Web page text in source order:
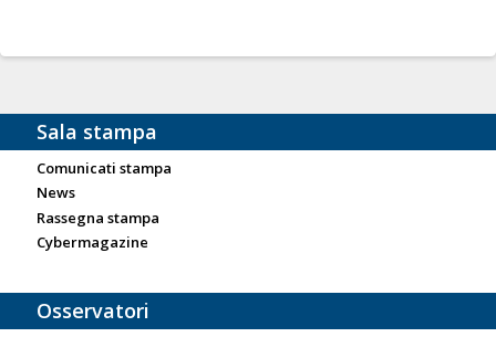
Sala stampa
Comunicati stampa
News
Rassegna stampa
Cybermagazine
Osservatori